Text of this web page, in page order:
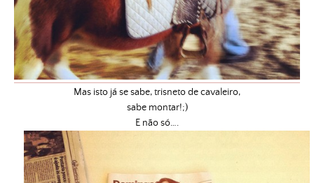
Mas isto já se sabe, trisneto de cavaleiro,
sabe montar!;)
E não só….